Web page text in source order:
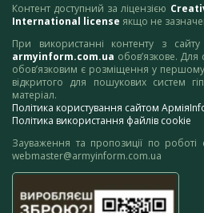
Контент доступний за ліцензією
International license якщо не
При використанні контенту з
armyinform.com.ua обов’язкове. Для
обов’язковим є розміщення у
відкритого для пошукових систем
матеріал.
Політика користування сайтом
Політика використання файлів cookie
Зауваження та пропозиції по роботі
webmaster@armyinform.com.ua